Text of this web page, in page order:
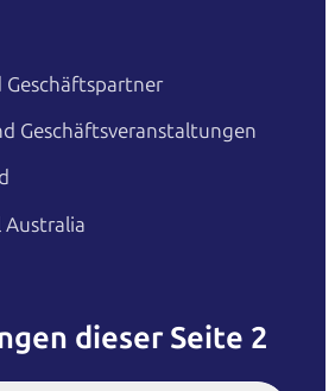
Geschäftspartner
Geschäftsveranstaltungen
Australia
dieser Seite 2
Italiano